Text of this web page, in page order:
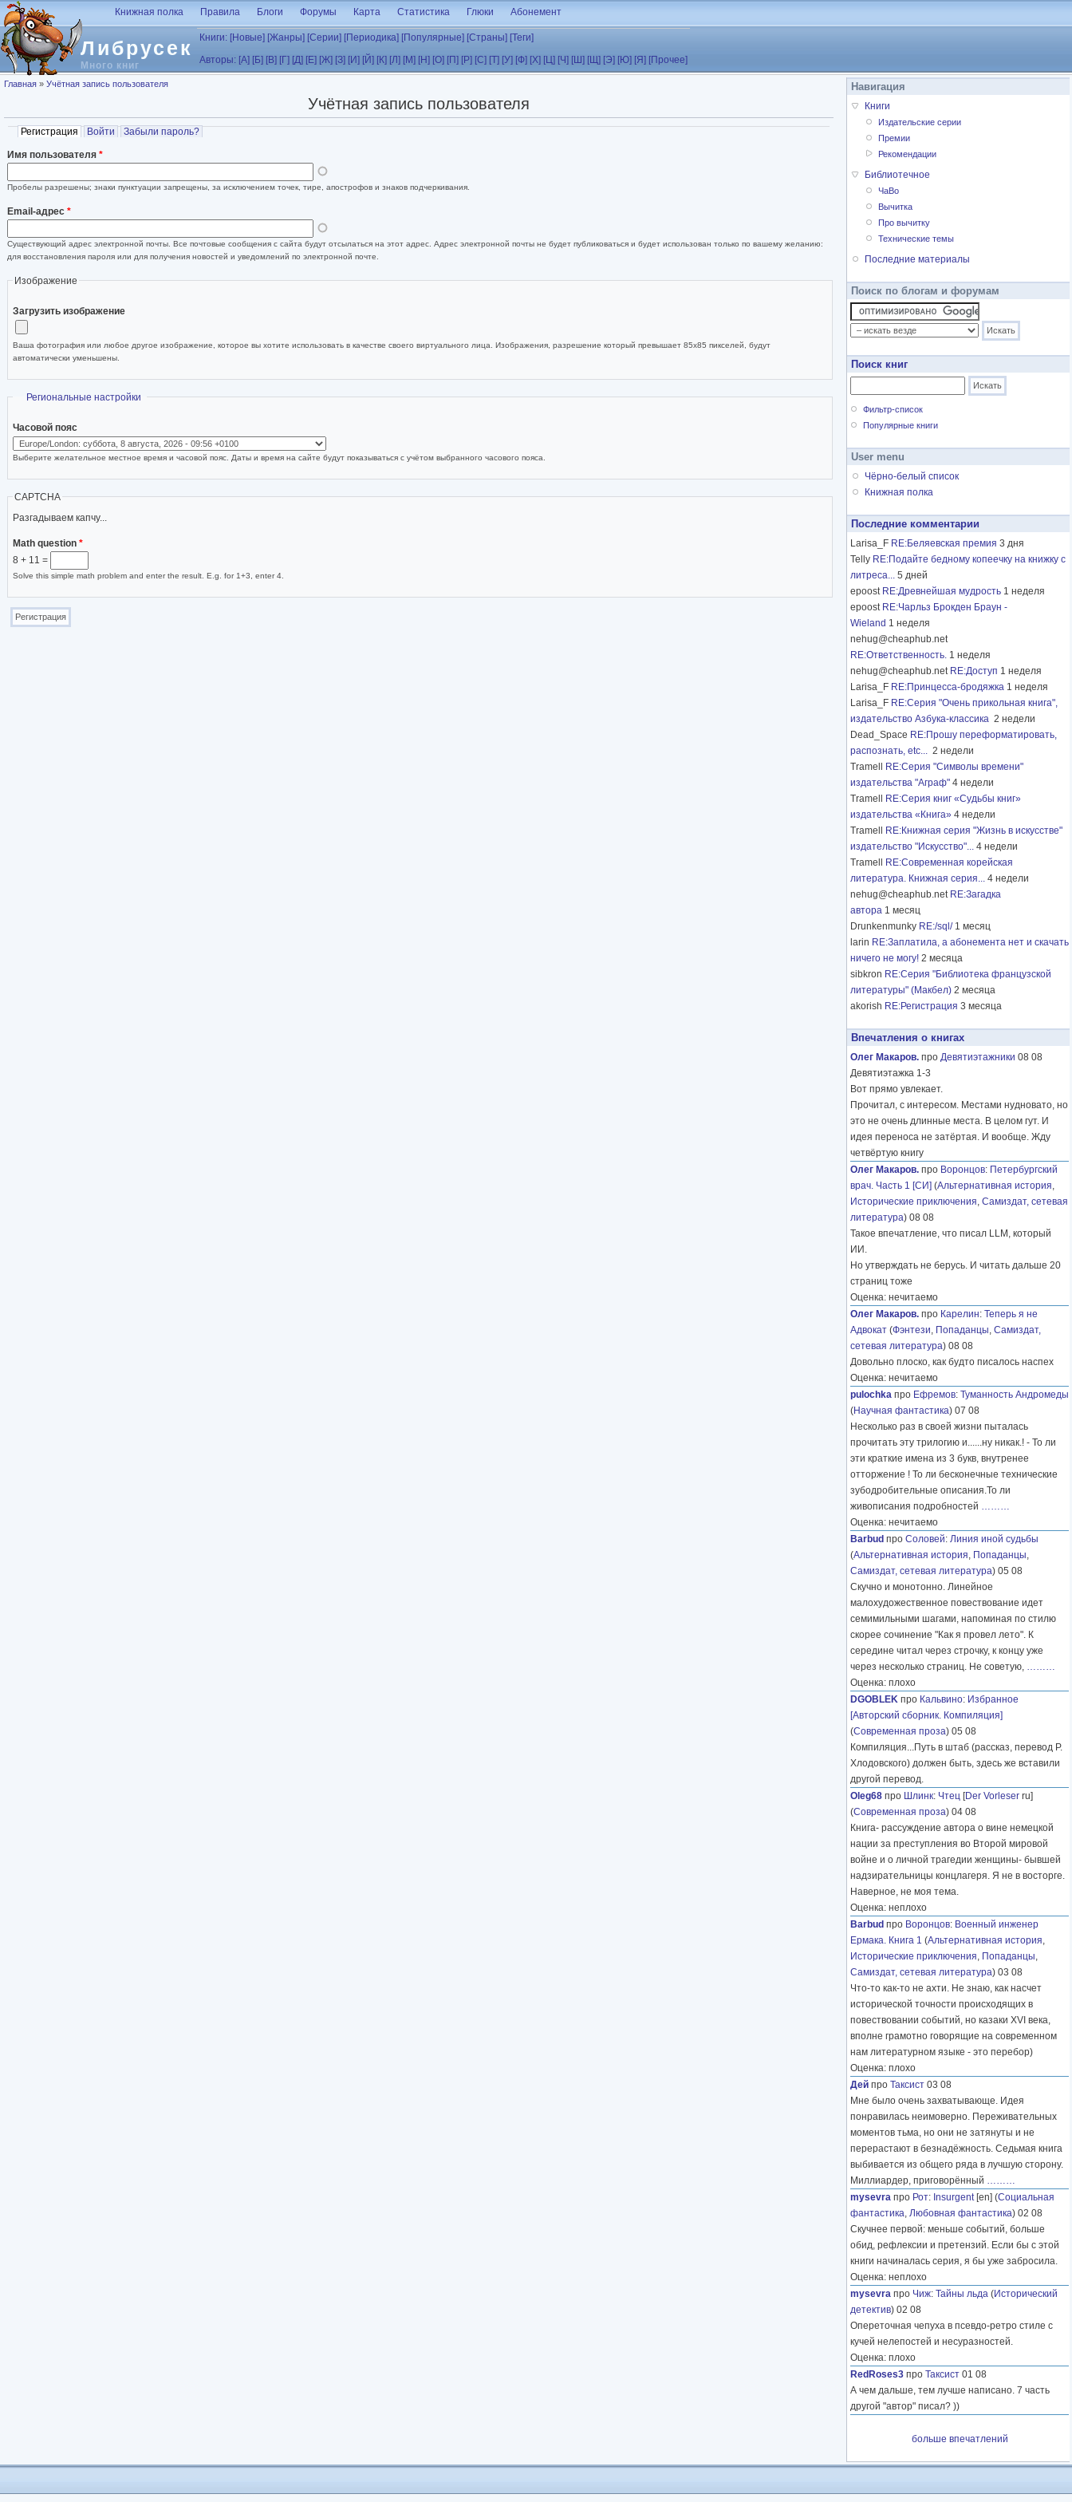
Перейти к основному содержанию
Либрусек
Много книг
Книжная полка Правила Блоги Форумы Карта Статистика Глюки Абонемент
Книги: [Новые] [Жанры] [Серии] [Периодика] [Популярные] [Страны] [Теги]
Авторы: [А] [Б] [В] [Г] [Д] [Е] [Ж] [З] [И] [Й] [К] [Л] [М] [Н] [О] [П] [Р] [С] [Т] [У] [Ф] [Х] [Ц] [Ч] [Ш] [Щ] [Э] [Ю] [Я] [Прочее]
Вы здесь
Главная » Учётная запись пользователя
Учётная запись пользователя
Главные вкладки
Регистрация (активная вкладка)
Войти Забыли пароль?
Имя пользователя *
Пробелы разрешены; знаки пунктуации запрещены, за исключением точек, тире, апострофов и знаков подчеркивания.
Email-адрес *
Существующий адрес электронной почты. Все почтовые сообщения с сайта будут отсылаться на этот адрес. Адрес электронной почты не будет публиковаться и будет использован только по вашему желанию:
для восстановления пароля или для получения новостей и уведомлений по электронной почте.
Изображение
Загрузить изображение
Ваша фотография или любое другое изображение, которое вы хотите использовать в качестве своего виртуального лица. Изображения, разрешение который превышает 85x85 пикселей, будут
автоматически уменьшены.
Скрыть
Региональные настройки
Часовой пояс
Выберите желательное местное время и часовой пояс. Даты и время на сайте будут показываться с учётом выбранного часового пояса.
CAPTCHA
Разгадываем капчу...
Math question *
8 + 11 =
Solve this simple math problem and enter the result. E.g. for 1+3, enter 4.
Навигация
Книги
Издательские серии
Премии
Рекомендации
Библиотечное
ЧаВо
Вычитка
Про вычитку
Технические темы
Последние материалы
Поиск по блогам и форумам
Поиск книг
Фильтр-список
Популярные книги
User menu
Чёрно-белый список
Книжная полка
Последние комментарии
Larisa_F RE:Беляевская премия 3 дня
Telly RE:Подайте бедному копеечку на книжку с
литреса... 5 дней
epoost RE:Древнейшая мудрость 1 неделя
epoost RE:Чарльз Брокден Браун -
Wieland 1 неделя
nehug@cheaphub.net
RE:Ответственность. 1 неделя
nehug@cheaphub.net RE:Доступ 1 неделя
Larisa_F RE:Принцесса-бродяжка 1 неделя
Larisa_F RE:Серия "Очень прикольная книга",
издательство Азбука-классика 2 недели
Dead_Space RE:Прошу переформатировать,
распознать, etc... 2 недели
Tramell
RE:Серия "Символы времени"
издательства "Аграф" 4 недели
Tramell
RE:Серия книг «Судьбы книг»
издательства «Книга» 4 недели
Tramell
RE:Книжная серия "Жизнь в искусстве"
издательство "Искусство"... 4 недели
Tramell
RE:Современная корейская
литература. Книжная серия... 4 недели
nehug@cheaphub.net RE:Загадка
автора 1 месяц
Drunkenmunky RE:/sql/ 1 месяц
larin RE:Заплатила, а абонемента нет и скачать
ничего не могу! 2 месяца
sibkron RE:Серия "Библиотека французской
литературы" (Макбел) 2 месяца
akorish RE:Регистрация 3 месяца
Впечатления о книгах
Олег Макаров. про Девятиэтажники 08 08
Девятиэтажка 1-3
Вот прямо увлекает.
Прочитал, с интересом. Местами нудновато, но
это не очень длинные места. В целом гут. И
идея переноса не затёртая. И вообще. Жду
четвёртую книгу
Олег Макаров. про Воронцов: Петербургский
врач. Часть 1 [СИ] (Альтернативная история,
Исторические приключения, Самиздат, сетевая
литература) 08 08
Такое впечатление, что писал LLM, который
ИИ.
Но утверждать не берусь. И читать дальше 20
страниц тоже
Оценка: нечитаемо
Олег Макаров. про Карелин: Теперь я не
Адвокат (Фэнтези, Попаданцы, Самиздат,
сетевая литература) 08 08
Довольно плоско, как будто писалось наспех
Оценка: нечитаемо
pulochka про Ефремов: Туманность Андромеды
(Научная фантастика) 07 08
Несколько раз в своей жизни пыталась
прочитать эту трилогию и......ну никак.! - То ли
эти краткие имена из 3 букв, внутренее
отторжение ! То ли бесконечные технические
зубодробительные описания.То ли
живописания подробностей ………
Оценка: нечитаемо
Barbud про Соловей: Линия иной судьбы
(Альтернативная история, Попаданцы,
Самиздат, сетевая литература) 05 08
Скучно и монотонно. Линейное
малохудожественное повествование идет
семимильными шагами, напоминая по стилю
скорее сочинение "Как я провел лето". К
середине читал через строчку, к концу уже
через несколько страниц. Не советую, ………
Оценка: плохо
DGOBLEK про Кальвино: Избранное
[Авторский сборник. Компиляция]
(Современная проза) 05 08
Компиляция...Путь в штаб (рассказ, перевод Р.
Хлодовского) должен быть, здесь же вставили
другой перевод.
Oleg68 про Шлинк: Чтец [Der Vorleser ru]
(Современная проза) 04 08
Книга- рассуждение автора о вине немецкой
нации за преступления во Второй мировой
войне и о личной трагедии женщины- бывшей
надзирательницы концлагеря. Я не в восторге.
Наверное, не моя тема.
Оценка: неплохо
Barbud про Воронцов: Военный инженер
Ермака. Книга 1 (Альтернативная история,
Исторические приключения, Попаданцы,
Самиздат, сетевая литература) 03 08
Что-то как-то не ахти. Не знаю, как насчет
исторической точности происходящих в
повествовании событий, но казаки XVI века,
вполне грамотно говорящие на современном
нам литературном языке - это перебор)
Оценка: плохо
Дей про Таксист 03 08
Мне было очень захватывающе. Идея
понравилась неимоверно. Переживательных
моментов тьма, но они не затянуты и не
перерастают в безнадёжность. Седьмая книга
выбивается из общего ряда в лучшую сторону.
Миллиардер, приговорённый ………
mysevra про Рот: Insurgent[en] (Социальная
фантастика, Любовная фантастика) 02 08
Скучнее первой: меньше событий, больше
обид, рефлексии и претензий. Если бы с этой
книги начиналась серия, я бы уже забросила.
Оценка: неплохо
mysevra про Чиж: Тайны льда (Исторический
детектив) 02 08
Опереточная чепуха в псевдо-ретро стиле с
кучей нелепостей и несуразностей.
Оценка: плохо
RedRoses3 про Таксист 01 08
А чем дальше, тем лучше написано. 7 часть
другой "автор" писал? ))
больше впечатлений